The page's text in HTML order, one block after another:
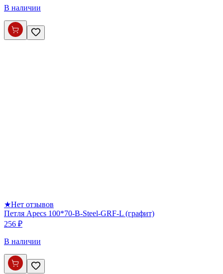
В наличии
★Нет отзывов
Петля Apecs 100*70-B-Steel-GRF-L (графит)
256 ₽
В наличии